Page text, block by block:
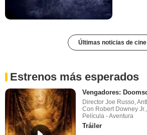
Últimas noticias de cine
Estrenos más esperados
Vengadores:
Director Joe Russo,
Con Robert Downey
Película - Aventura
Tráiler